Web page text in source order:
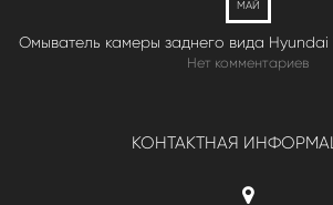
МАЙ
Омыватель камеры заднего вида Hyundai
Нет комментариев
КОНТАКТНАЯ